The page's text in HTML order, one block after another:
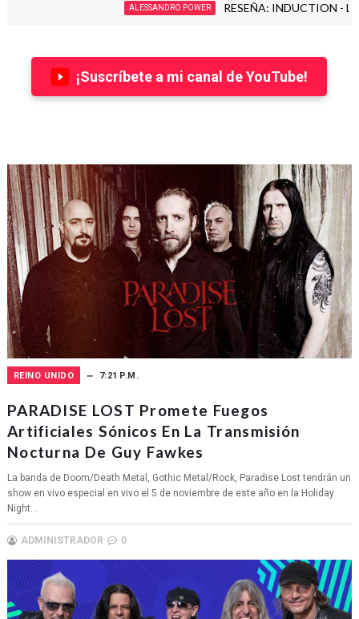
ALESSANDRO POWER RESEÑA: INDUCTION - LOVE KILLS!
¡Suscríbete a mi canal de YouTube!
REINO UNIDO 7:21 P.M.
PARADISE LOST Promete Fuegos
Artificiales Sónicos En La Transmisión
Nocturna De Guy Fawkes
La banda de Doom/Death Metal, Gothic Metal/Rock, Paradise Lost tendrán un
show en vivo especial en vivo el 5 de noviembre de este año en la Holiday
Night...
ADMINISTRADOR 0